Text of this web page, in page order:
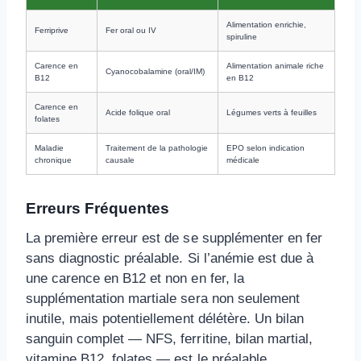
Ferriprive Fer oral ou IV
Alimentation enrichie,
spiruline
Carence en
B12
Cyanocobalamine (oral/IM)
Alimentation animale riche
en B12
Carence en
folates
Acide folique oral Légumes verts à feuilles
Maladie
chronique
Traitement de la pathologie
causale
EPO selon indication
médicale
Erreurs Fréquentes
La première erreur est de se supplémenter en fer
sans diagnostic préalable. Si l’anémie est due à
une carence en B12 et non en fer, la
supplémentation martiale sera non seulement
inutile, mais potentiellement délétère. Un bilan
sanguin complet — NFS, ferritine, bilan martial,